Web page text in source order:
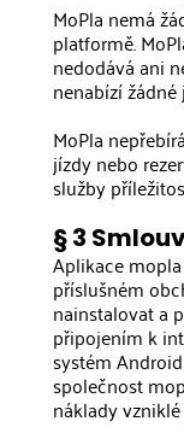
MoPla nemá
platformě.
nedodává ani
nenabízí žádné
MoPla
jízdy nebo
služby
§ 3
Aplikace
příslušném
nainstalovat a
připojením k
systém
společnost
náklady